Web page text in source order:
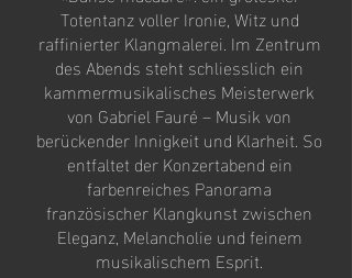
Totentanz voller Ironie, Witz und
raffinierter Klangmalerei. Im Zentrum
des Abends steht schliesslich ein
kammermusikalisches Meisterwerk
von Gabriel Fauré – Musik von
berückender Innigkeit und Klarheit. So
entfaltet der Konzertabend ein
farbenreiches Panorama
französischer Klangkunst zwischen
Eleganz, Melancholie und feinem
musikalischem Esprit.